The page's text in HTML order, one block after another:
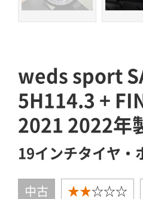
weds sport
5H114.3 +
2021 2022年
19インチタイヤ・
中古 ★★☆☆☆